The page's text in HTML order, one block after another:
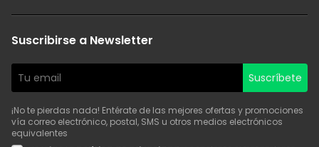
Suscribirse a Newsletter
Suscríbete
¡No te pierdas nada! Entérate de las mejores ofertas y promociones
vía correo electrónico, postal, SMS u otros medios electrónicos
equivalentes